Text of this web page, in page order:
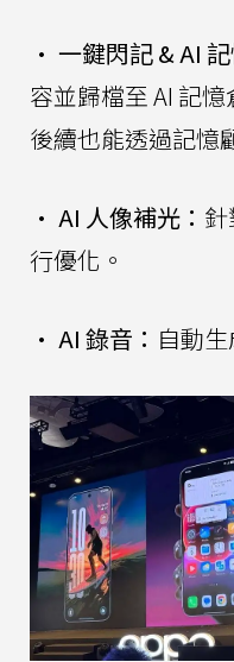
• 一鍵閃記 & AI 記
容並歸檔至 AI 記
後續也能透過記憶
• AI 人像補光：
行優化。
• AI 錄音： 自動